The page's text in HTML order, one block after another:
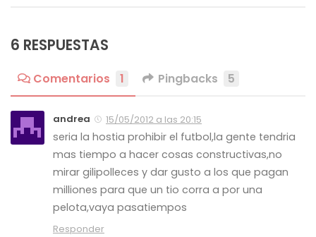
6 RESPUESTAS
Comentarios 1 Pingbacks 5
andrea 15/05/2012 a las 20:15
seria la hostia prohibir el futbol,la gente tendria
mas tiempo a hacer cosas constructivas,no
mirar gilipolleces y dar gusto a los que pagan
milliones para que un tio corra a por una
pelota,vaya pasatiempos
Responder